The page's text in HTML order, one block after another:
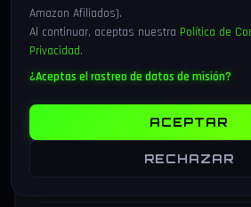
Editor
Creando contenido de calidad para la
ARTICULOS
Amazon Afiliados).
Al continuar, aceptas nuestra Política de
Privacidad.
¿Aceptas el rastreo de datos de misión?
ACEPTAR
RECHAZAR